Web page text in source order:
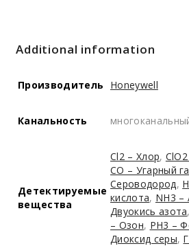
Additional information
Производитель Honeywell
Канальность
Детектируемые
вещества
Cl2 – Хлор,
CO – Угарный
Сероводород,
кислота, NH3 –
Двуокись азота
– Озон, PH3 –
Диоксид серы,